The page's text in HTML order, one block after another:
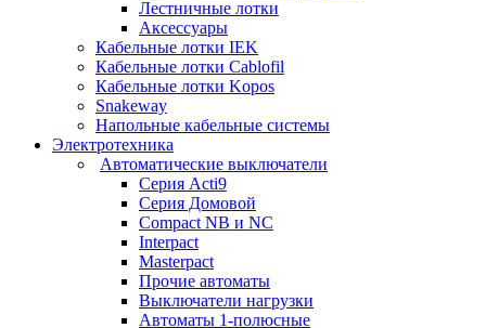
Лестничные лотки
Аксессуары
Кабельные лотки IEK
Кабельные лотки Cablofil
Кабельные лотки Kopos
Snakeway
Напольные кабельные системы
Электротехника
Автоматические выключатели
Серия Acti9
Серия Домовой
Compact NB и NC
Interpact
Masterpact
Прочие автоматы
Выключатели нагрузки
Автоматы 1-полюсные